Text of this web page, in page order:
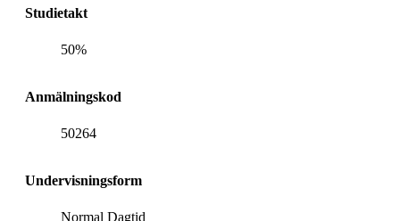
Studietakt
50%
Anmälningskod
50264
Undervisningsform
Normal Dagtid